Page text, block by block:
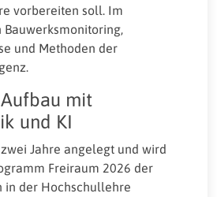
vorbereiten soll. Im
und Methoden der
mit
und KI
Jahre angelegt und wird
Freiraum 2026 der
in der Hochschullehre